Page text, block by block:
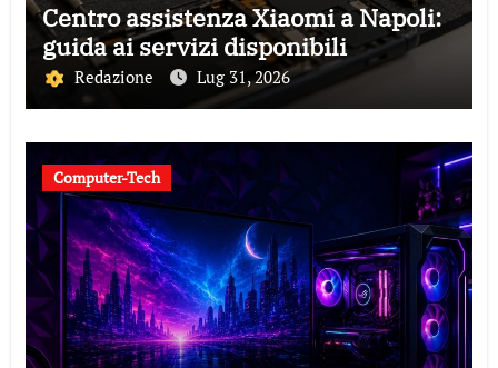
Centro assistenza Xiaomi a Napoli:
guida ai servizi disponibili
Redazione Lug 31, 2026
Computer-Tech